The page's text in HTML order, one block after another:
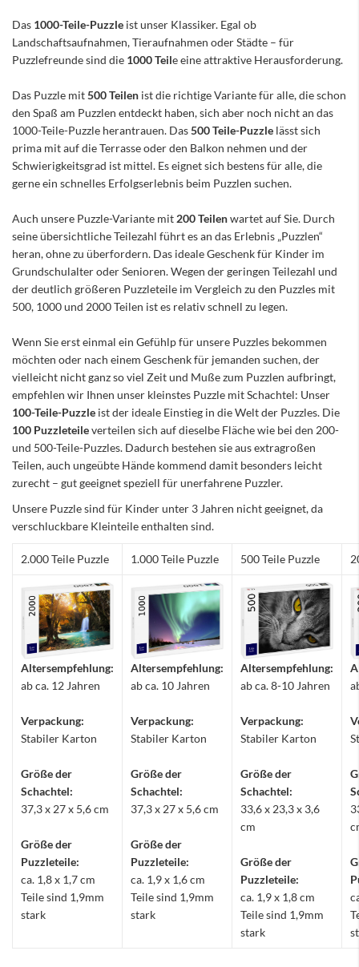
Das 1000-Teile-Puzzle ist unser Klassiker. Egal ob
Landschaftsaufnahmen, Tieraufnahmen oder Städte – für
Puzzlefreunde sind die 1000 Teile eine attraktive Herausforderung.
Das Puzzle mit500 Teilen ist die richtige Variante für alle, die schon
den Spaß am Puzzlen entdeckt haben, sich aber noch nicht an das
1000-Teile-Puzzle herantrauen. Das500 Teile-Puzzle lässt sich
prima mit auf die Terrasse oder den Balkon nehmen und der
Schwierigkeitsgrad ist mittel. Es eignet sich bestens für alle, die
gerne ein schnelles Erfolgserlebnis beim Puzzlen suchen.
Auch unsere Puzzle-Variante mit 200 Teilenwartet auf Sie. Durch
seine übersichtliche Teilezahl führt es an das Erlebnis „Puzzlen“
heran, ohne zu überfordern. Das ideale Geschenk für Kinder im
Grundschulalter oder Senioren. Wegen der geringen Teilezahl und
der deutlich größeren Puzzleteile im Vergleich zu den Puzzles mit
500, 1000 und 2000 Teilen ist es relativ schnell zu legen.
Wenn Sie erst einmal ein Gefühlp für unsere Puzzles bekommen
möchten oder nach einem Geschenk für jemanden suchen, der
vielleicht nicht ganz so viel Zeit und Muße zum Puzzlen aufbringt,
empfehlen wir Ihnen unser kleinstes Puzzle mit Schachtel: Unser
100-Teile-Puzzle ist der ideale Einstieg in die Welt der Puzzles. Die
100 Puzzleteileverteilen sich auf dieselbe Fläche wie bei den 200-
und 500-Teile-Puzzles. Dadurch bestehen sie aus extragroßen
Teilen, auch ungeübte Hände kommend damit besonders leicht
zurecht – gut geeignet speziell für unerfahrene Puzzler.
Unsere Puzzle sind für Kinder unter 3 Jahren nicht geeignet, da
verschluckbare Kleinteile enthalten sind.
2.000 Teile Puzzle 1.000 Teile Puzzle 500 Teile Puzzle
Altersempfehlung:
ab ca. 12 Jahren
Verpackung:
Stabiler Karton
Größe der
Schachtel:
37,3 x 27 x 5,6 cm
Größe der
Puzzleteile:
ca. 1,8 x 1,7 cm
Teile sind 1,9mm
stark
Altersempfehlung:
ab ca. 10 Jahren
Verpackung:
Stabiler Karton
Größe der
Schachtel:
37,3 x 27 x 5,6 cm
Größe der
Puzzleteile:
ca. 1,9 x 1,6 cm
Teile sind 1,9mm
stark
Altersempfehlung:
ab ca. 8-10 Jahren
Verpackung:
Stabiler Karton
Größe der
Schachtel:
33,6 x 23,3 x 3,6
cm
Größe der
Puzzleteile:
ca. 1,9 x 1,8 cm
Teile sind 1,9mm
stark